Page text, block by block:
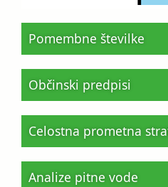
Pomembne številke
Občinski predpisi
Celostna prometna
Analize pitne vode